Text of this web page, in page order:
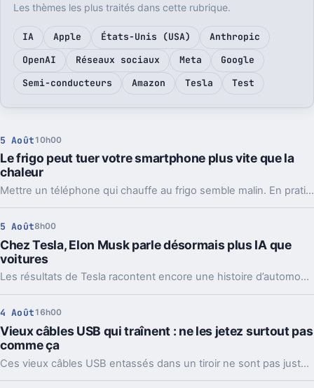
Les thèmes les plus traités dans cette rubrique.
IA Apple États-Unis (USA)
Anthropic
OpenAI
Réseaux sociaux Meta
Google
Semi-conducteurs
Amazon Tesla Test
5 Août 10h00
Le frigo peut tuer votre smartphone plus vite que la
chaleur
Mettre un téléphone qui chauffe au frigo semble malin. En pratique, la condensation et le choc thermique peuvent l’abîmer bien plus vite.
5 Août8h00
Chez Tesla, Elon Musk parle désormais plus IA que
voitures
Les résultats de Tesla racontent encore une histoire d’automobile. Les prises de parole d’Elon Musk, elles, regardent de plus en plus vers l’IA et les robots.
4 Août 16h00
Vieux câbles USB qui traînent : ne les jetez surtout pas
comme ça
Ces vieux câbles USB entassés dans un tiroir ne sont pas juste du bazar. Les recycler, les donner ou en garder quelques-uns peut vraiment faire la différence.